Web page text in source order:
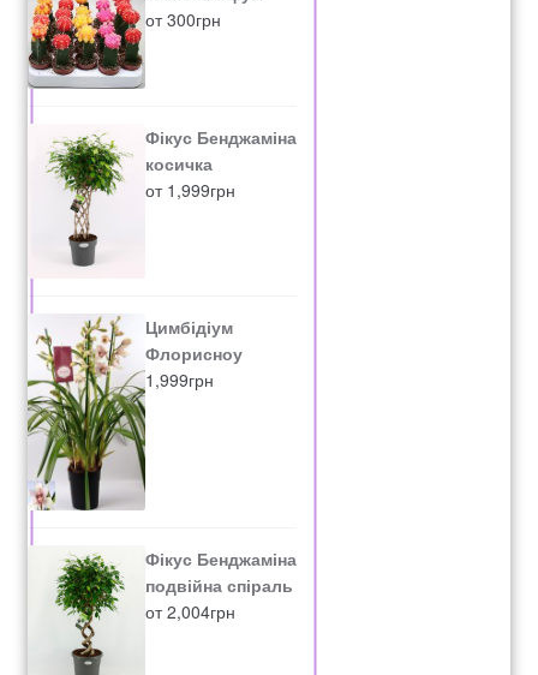
от300грн
Фікус Бенджаміна
косичка
от 1,999грн
Цимбідіум
Флорисноу
1,999грн
Фікус Бенджаміна
подвійна спіраль
от2,004грн